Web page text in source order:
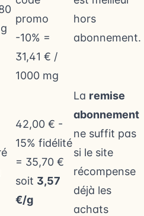
promo
-10% =
31,41 € /
1000 mg
hors
abonnement.
42,00 € -
15% fidélité
= 35,70 €
soit 3,57
€/g
La remise
abonnement
ne suffit pas
si le site
récompense
déjà les
achats